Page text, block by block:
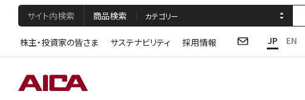
サイト内検索 商品検索
株主・投資家の皆さま サステナビリティ 採用情報 JP EN